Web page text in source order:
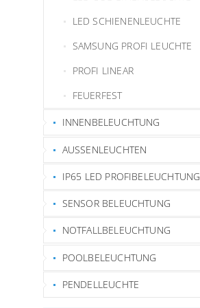
LED SCHIENENLEUCHTE
SAMSUNG PROFI LEUCHTE
PROFI LINEAR
FEUERFEST
INNENBELEUCHTUNG
AUSSENLEUCHTEN
IP65 LED PROFIBELEUCHTUNG
SENSOR BELEUCHTUNG
NOTFALLBELEUCHTUNG
POOLBELEUCHTUNG
PENDELLEUCHTE